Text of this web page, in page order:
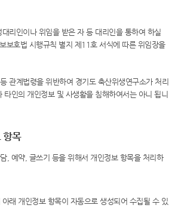
리인이나 위임을 받은 자 등 대리인을 통하여 하실
보호법 시행규칙 별지 제11호 서식에 따른 위임장을
관계법령을 위반하여 경기도 축산위생연구소가 처리
타인의 개인정보 및 사생활을 침해하여서는 아니 됩니
항목
, 예약, 글쓰기 등을 위해서 개인정보 항목을 처리하
래 개인정보 항목이 자동으로 생성되어 수집될 수 있